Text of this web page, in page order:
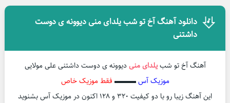
دانلود آهنگ آخ تو شب یلدای منی دیوونه ی دوست
داشتنی
آهنگ آخ تو شبیلدای منیدیوونه ی دوست داشتنی علی مولایی
موزیک آس▬▬▬ فقط موزیک خاص
این آهنگ زیبا رو با دو کیفیت ۳۲۰ و ۱۲۸ اکنون در موزیک آس بشنوید